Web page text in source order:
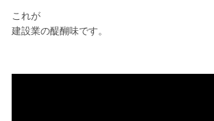
これが
建設業の醍醐味です。